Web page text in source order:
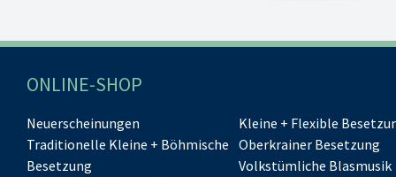
ONLINE-SHOP
Neuerscheinungen
Kleine + Flexible
Traditionelle Kleine + Böhmische
Besetzung
Oberkrainer Besetzung
Volkstümliche Blasmusik